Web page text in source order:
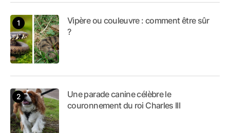
Vipère ou couleuvre : comment être sûr
?
Une parade canine célèbre le
couronnement du roi Charles III